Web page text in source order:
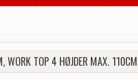
WORK TOP 4 HØJDER MAX. 110CM